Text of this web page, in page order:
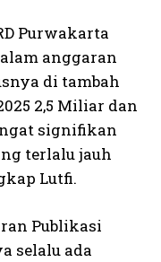
Purwakarta
anggaran
di tambah
2,5 Miliar dan
signifikan
terlalu jauh
Lutfi.
Publikasi
selalu ada